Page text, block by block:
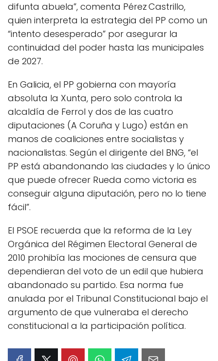
difunta abuela”, comenta Pérez Castrillo,
quien interpreta la estrategia del PP como un
“intento desesperado” por asegurar la
continuidad del poder hasta las municipales
de 2027.
En Galicia, el PP gobierna con mayoría
absoluta la Xunta, pero solo controla la
alcaldía de Ferrol y dos de las cuatro
diputaciones (A Coruña y Lugo) están en
manos de coaliciones entre socialistas y
nacionalistas. Según el dirigente del BNG, “el
PP está abandonando las ciudades y lo único
que puede ofrecer Rueda como victoria es
conseguir alguna diputación, pero no lo tiene
fácil”.
El PSOE recuerda que la reforma de la Ley
Orgánica del Régimen Electoral General de
2010 prohibía las mociones de censura que
dependieran del voto de un edil que hubiera
abandonado su partido. Esa norma fue
anulada por el Tribunal Constitucional bajo el
argumento de que vulneraba el derecho
constitucional a la participación política.